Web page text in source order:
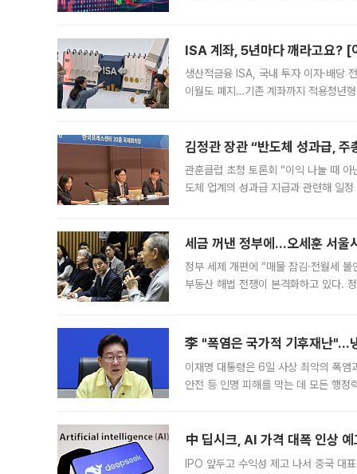
ISA 계좌, 5년마다 깨라고요? [
생산적금융 ISA, 국내 투자 이자·배당
이월도 폐지…기존 계좌까지 적용청년
김정관 장관 “반도체 성과급,
관훈클럽 초청 토론회 “이익 나눌 때
도체 업계의 성과급 지급과 관련해 일
세금 꺼낸 정부에…오세훈 서울
정부 세제 개편에 “매물 잠김·전월세
부동산 해법 전쟁이 본격화하고 있다.
李 "폭염은 국가적 기후재난"…
이재명 대통령은 6일 사상 최악의 폭염
안전 등 인명 피해를 막는 데 모든 행정
中 딥시크, AI 가격 대폭 인상
IPO 앞두고 수익성 제고 나서 중국 대